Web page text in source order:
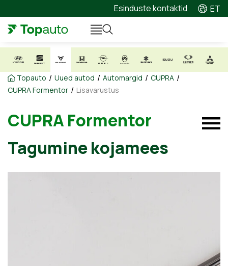
Esinduste kontaktid ET
Topauto / Uued autod / Automargid / CUPRA /
CUPRA Formentor / Lisavarustus
CUPRA Formentor
Tagumine kojamees